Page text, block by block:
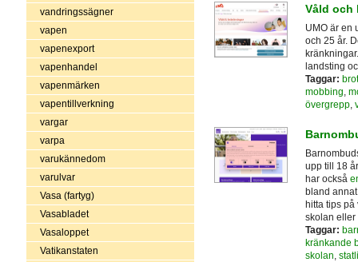
vandringssägner
vapen
vapenexport
vapenhandel
vapenmärken
vapentillverkning
vargar
varpa
varukännedom
varulvar
Vasa (fartyg)
Vasabladet
Vasaloppet
Vatikanstaten
Våld och
UMO är en
och 25 år.
landsting
Taggar:
mobbing,
övergrepp,
upp till 18
har också
bland
hitta tips på
skolan eller
Taggar:
kränkande
skolan,